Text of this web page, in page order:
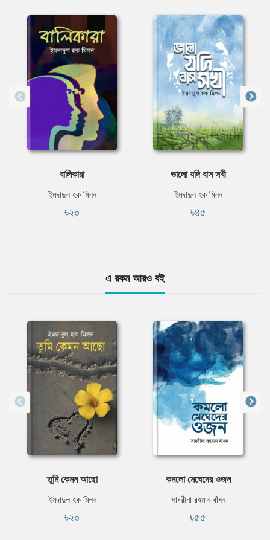
বালিকারা
ইমদাদুল হক মিলন
৳২০
ভালো যদি বাস সখী
ইমদাদুল হক মিলন
৳৪৫
এ রকম আরও বই
তুমি কেমন আছো
ইমদাদুল হক মিলন
৳২০
কমলো মেঘেদের ওজন
সাবরীনা রহমান বাঁধন
৳৫৫